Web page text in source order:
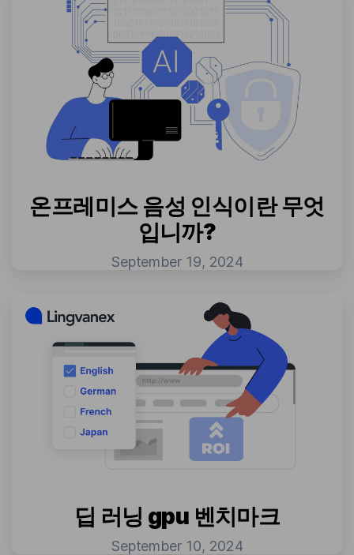
온프레미스 음성 인식이란 무엇
입니까?
September 19, 2024
딥 러닝 gpu 벤치마크
September 10, 2024